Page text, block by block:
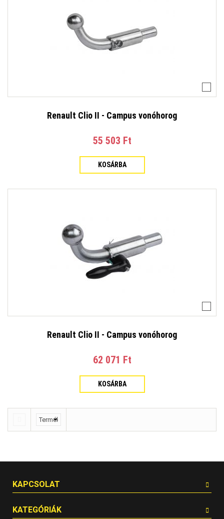
Renault Clio II - Campus vonóhorog
55 503 Ft‎
KOSÁRBA
Renault Clio II - Campus vonóhorog
62 071 Ft‎
KOSÁRBA
KAPCSOLAT
KATEGÓRIÁK